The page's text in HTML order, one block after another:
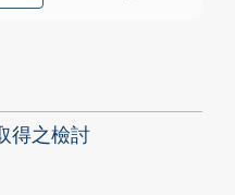
得之檢討